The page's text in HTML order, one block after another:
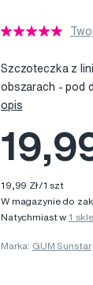
Szczoteczka z
obszarach - pod
opis
19,99 Zł/1 szt
W magazynie do
Natychmiast w1
Marka: GUM Sunstar